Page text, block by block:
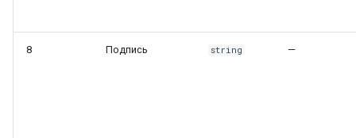
СБИС — Аннулирование
8 Подпись string —